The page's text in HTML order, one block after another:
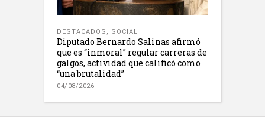
DESTACADOS , SOCIAL
Diputado Bernardo Salinas afirmó
que es “inmoral” regular carreras de
galgos, actividad que calificó como
“una brutalidad”
04/08/2026